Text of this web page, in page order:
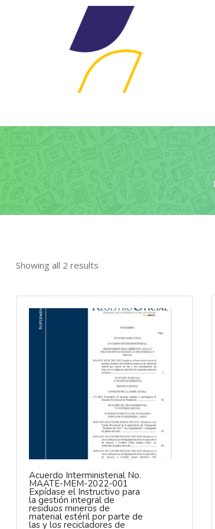
Showing all 2 results
Acuerdo Interministerial No.
MAATE-MEM-2022-001
Expídase el Instructivo para
la gestión integral de
residuos mineros de
material estéril por parte de
las y los recicladores de